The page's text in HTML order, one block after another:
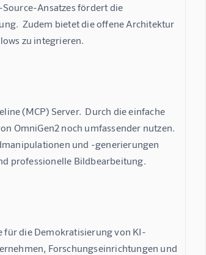
Ansatzes fördert die
Zudem bietet die offene Architektur
zu integrieren.
(MCP) Server.  Durch die einfache
OmniGen2 noch umfassender nutzen.
und -generierungen
professionelle Bildbearbeitung.
für die Demokratisierung von KI-
Forschungseinrichtungen und